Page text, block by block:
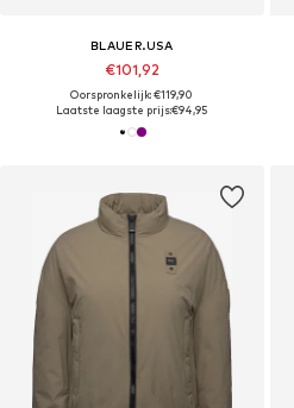
BLAUER.USA
€101,92
Oorspronkelijk: €119,90
Laatste laagste prijs:€94,95